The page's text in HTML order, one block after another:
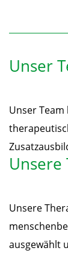
Unser
Unser
Unsere
ausgewählt